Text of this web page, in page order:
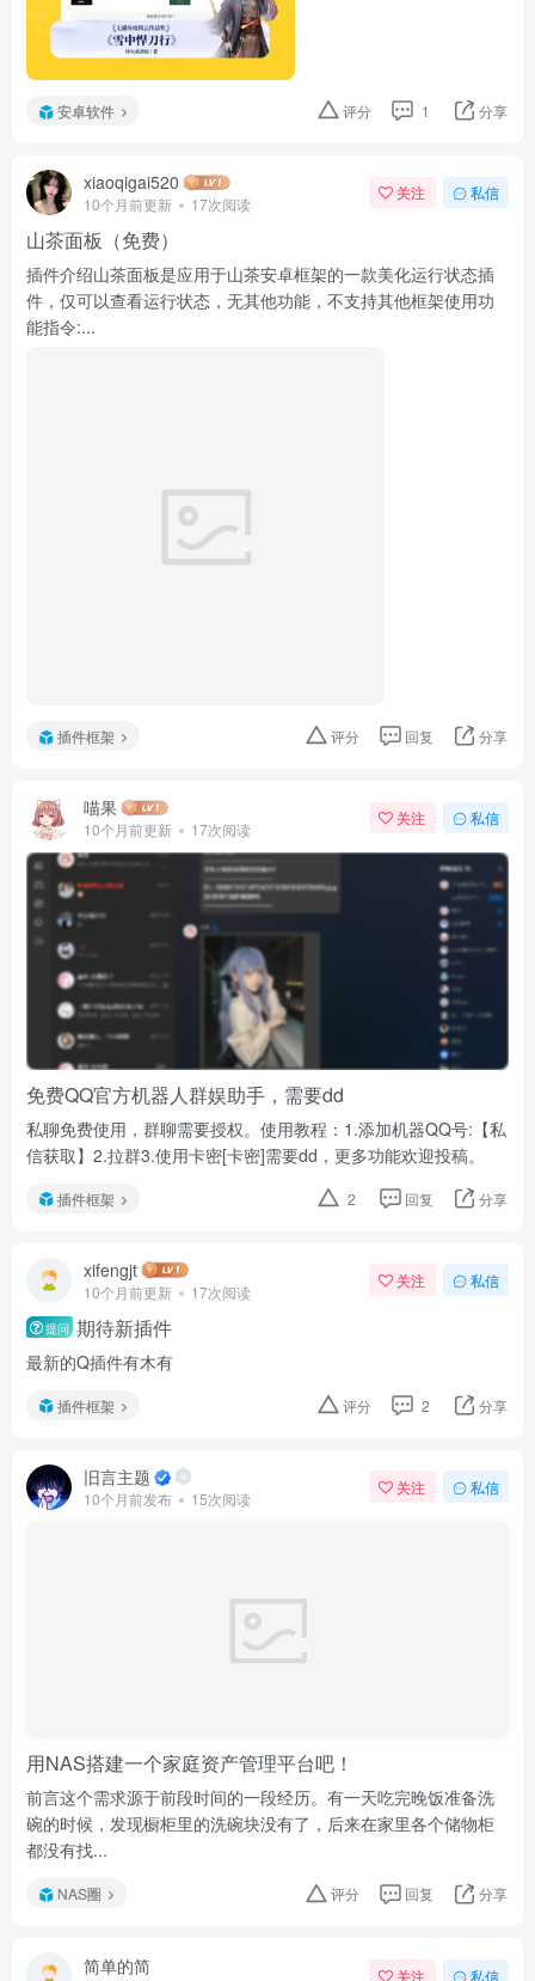
安卓软件 评分 1 分享
xiaoqigai520
10个月前更新 17次阅读
关注 私信
山茶面板（免费）
插件介绍山茶面板是应用于山茶安卓框架的一款美化运行状态插
件，仅可以查看运行状态，无其他功能，不支持其他框架使用功
能指令:...
插件框架 评分 回复 分享
喵果
10个月前更新 17次阅读
关注 私信
免费QQ官方机器人群娱助手，需要dd
私聊免费使用，群聊需要授权。使用教程：1.添加机器QQ号:【私
信获取】2.拉群3.使用卡密[卡密]需要dd，更多功能欢迎投稿。
插件框架 2 回复 分享
xifengjt
10个月前更新 17次阅读
关注 私信
提问 期待新插件
最新的Q插件有木有
插件框架 评分 2 分享
旧言主题
10个月前发布 15次阅读
关注 私信
用NAS搭建一个家庭资产管理平台吧！
前言这个需求源于前段时间的一段经历。有一天吃完晚饭准备洗
碗的时候，发现橱柜里的洗碗块没有了，后来在家里各个储物柜
都没有找...
NAS圈 评分 回复 分享
简单的简 关注 私信